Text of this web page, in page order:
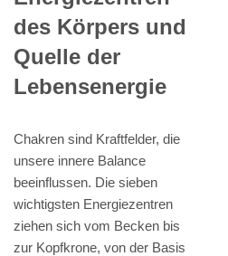
des Körpers und
Quelle der
Lebensenergie
Chakren sind Kraftfelder, die
unsere innere Balance
beeinflussen. Die sieben
wichtigsten Energiezentren
ziehen sich vom Becken bis
zur Kopfkrone, von der Basis